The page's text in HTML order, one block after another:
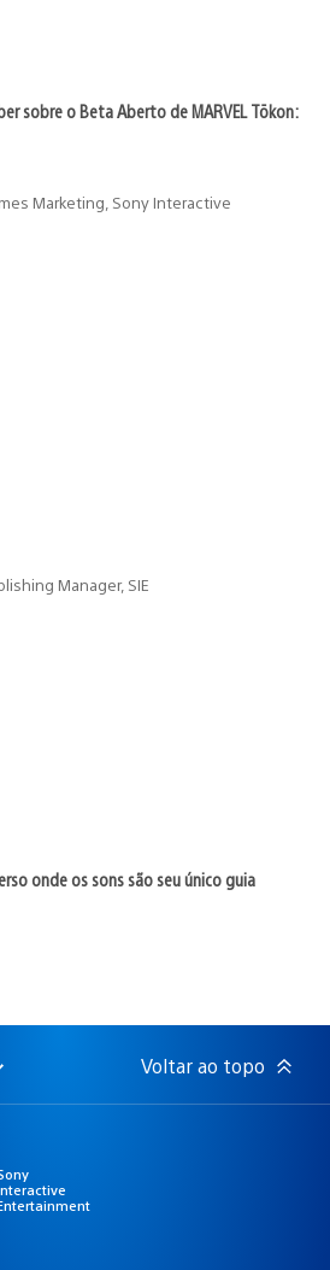
sobre o Beta Aberto de MARVEL Tōkon:
Marketing, Sony Interactive
Manager, SIE
onde os sons são seu único guia
Voltar ao topo